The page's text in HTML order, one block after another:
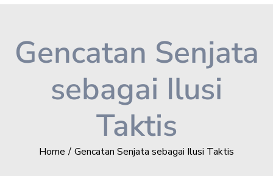
Gencatan Senjata
sebagai Ilusi
Taktis
Home Gencatan Senjata sebagai Ilusi Taktis